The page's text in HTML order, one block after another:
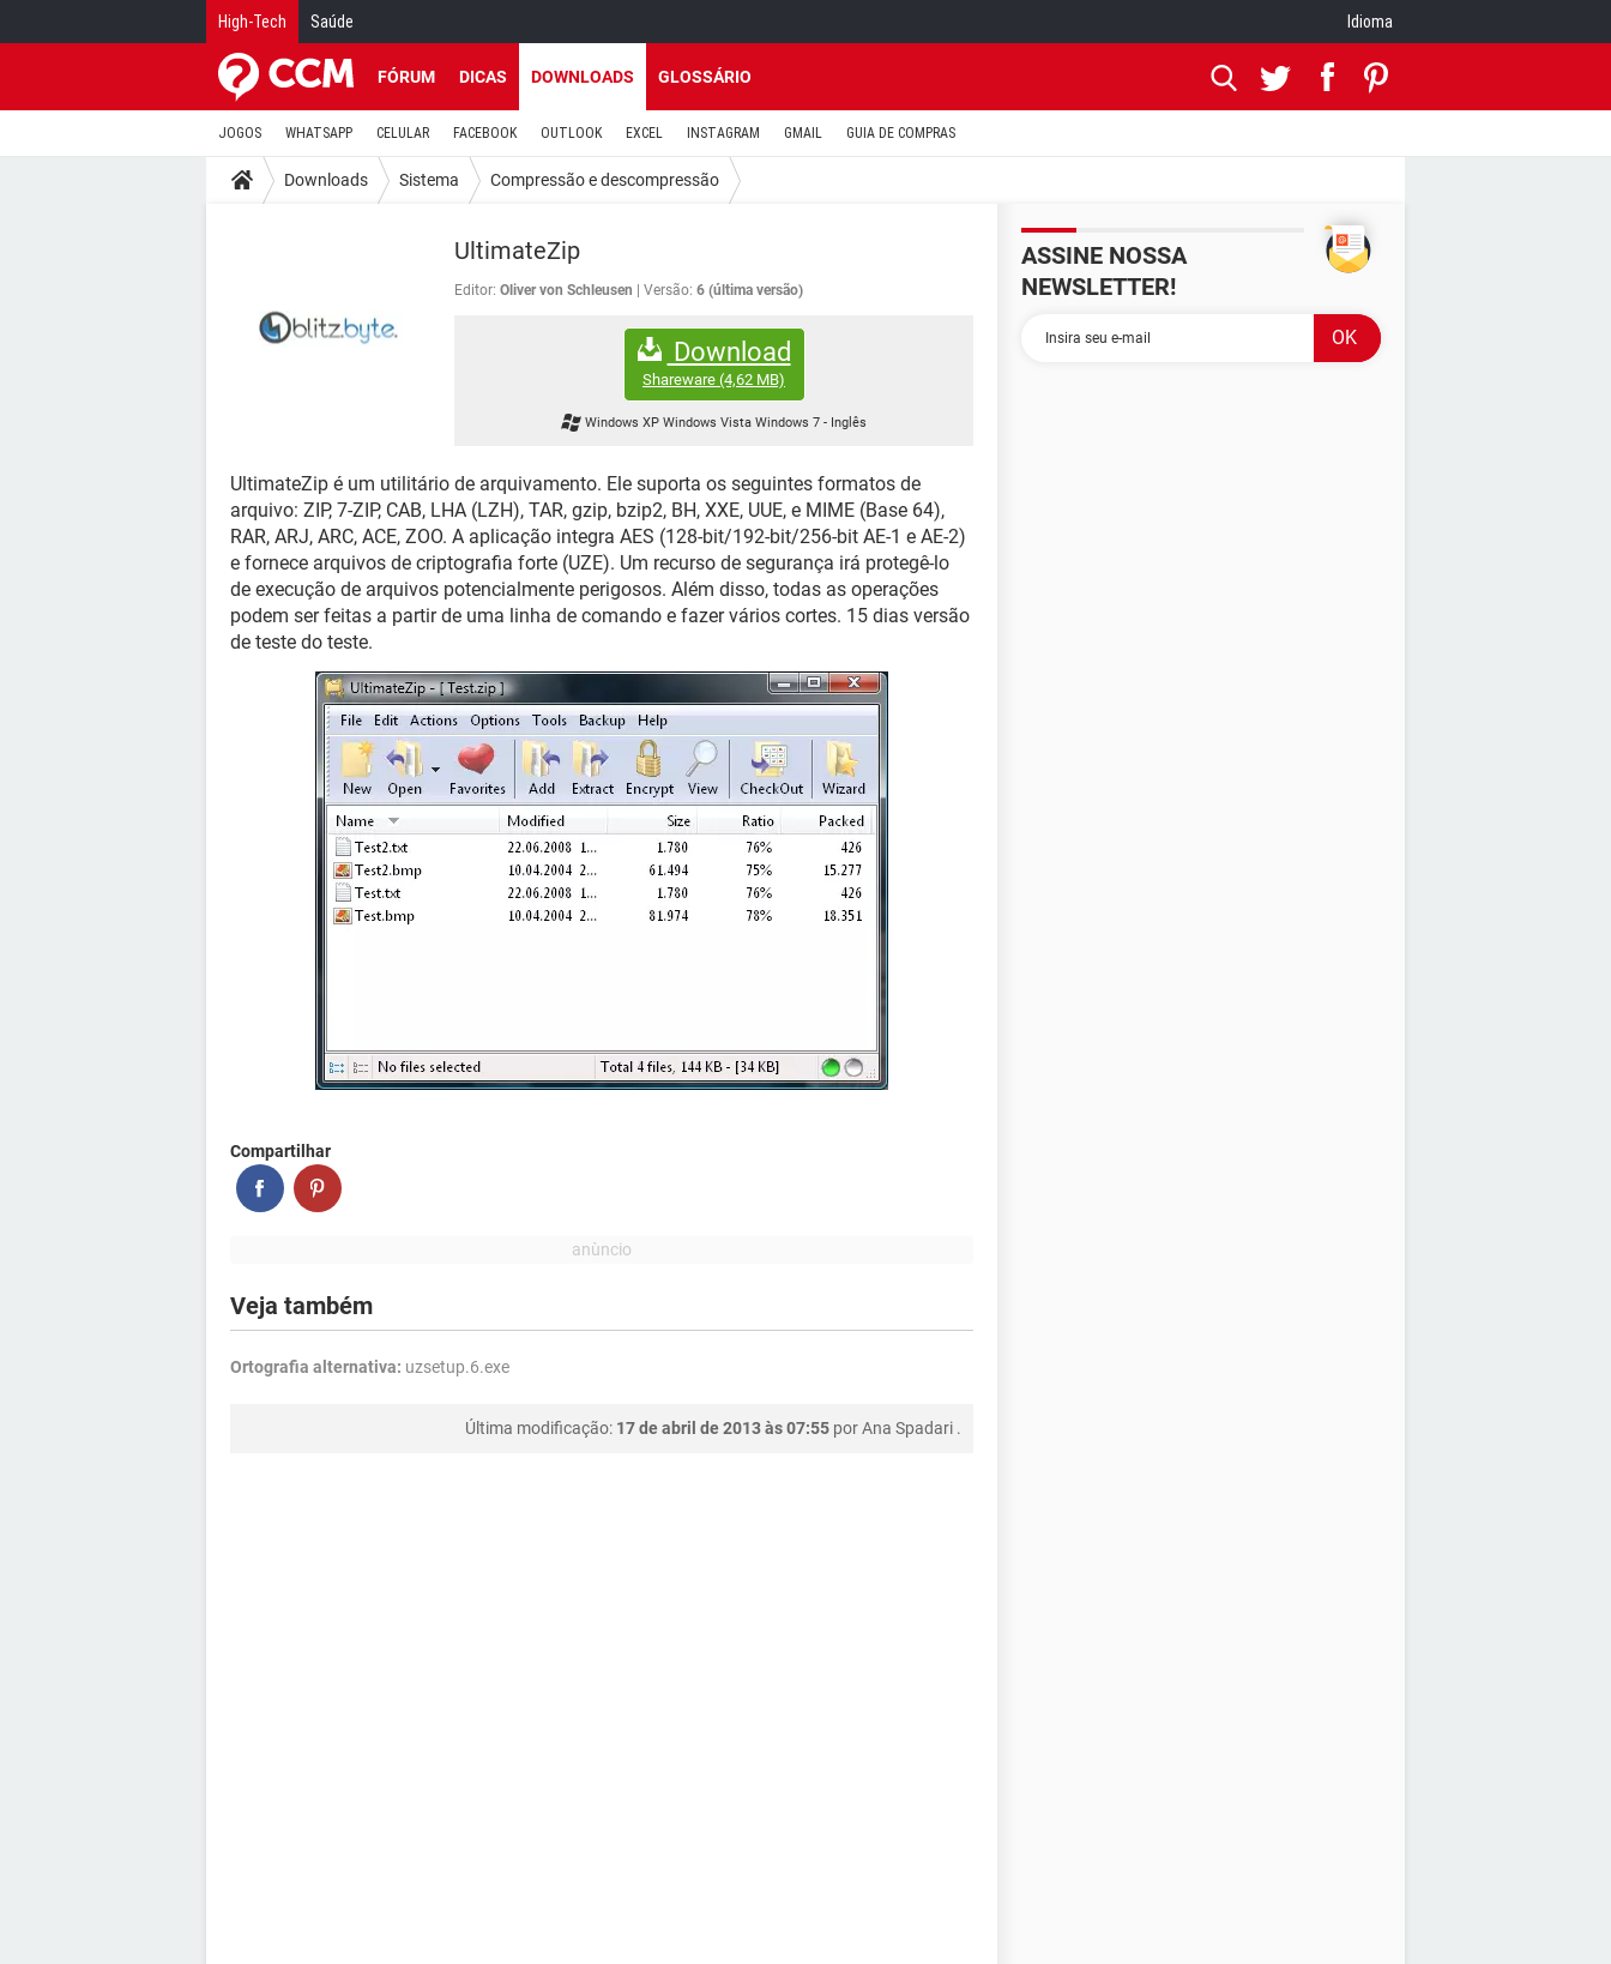
High-Tech Saúde Idioma
FÓRUM DICAS DOWNLOADS GLOSSÁRIO
JOGOS WHATSAPP CELULAR FACEBOOK OUTLOOK EXCEL INSTAGRAM GMAIL GUIA DE COMPRAS
Downloads Sistema Compressão e descompressão
UltimateZip
Editor: Oliver von Schleusen Versão: 6 (última versão)
Download
Shareware (4,62 MB)
Windows XP Windows Vista Windows 7- Inglês
UltimateZip é um utilitário de arquivamento. Ele suporta os seguintes formatos de
arquivo: ZIP, 7-ZIP, CAB, LHA (LZH), TAR, gzip, bzip2, BH, XXE, UUE, e MIME (Base 64),
RAR, ARJ, ARC, ACE, ZOO. A aplicação integra AES (128-bit/192-bit/256-bit AE-1 e AE-2)
e fornece arquivos de criptografia forte (UZE). Um recurso de segurança irá protegê-lo
de execução de arquivos potencialmente perigosos. Além disso, todas as operações
podem ser feitas a partir de uma linha de comando e fazer vários cortes. 15 dias versão
de teste do teste.
Compartilhar
Veja também
Ortografia alternativa: uzsetup.6.exe
Última modificação: 17 de abril de 2013 às 07:55 porAna Spadari .
ASSINE NOSSA
NEWSLETTER!